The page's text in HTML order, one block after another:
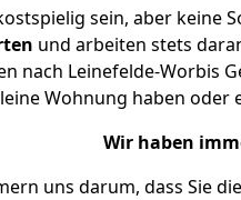
sein, aber keine
und arbeiten stets
nach Leinefelde-Worbis
Wohnung haben
Wir haben
uns darum, dass Sie